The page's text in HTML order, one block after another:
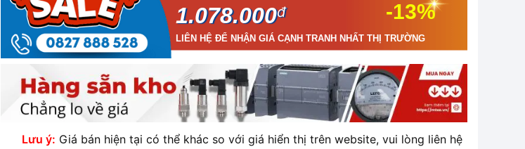
-13%
1.078.000đ
LIÊN HỆ ĐỂ NHẬN GIÁ CẠNH TRANH NHẤT THỊ TRƯỜNG
Lưu ý: Giá bán hiện tại có thể khác so với giá hiển thị trên website, vui lòng liên hệ